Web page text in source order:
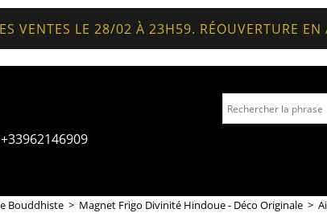
VENTES LE 28/02 À 23H59. RÉOUVERTURE
Bouddhiste > Magnet Frigo Divinité Hindoue - Déco Originale >